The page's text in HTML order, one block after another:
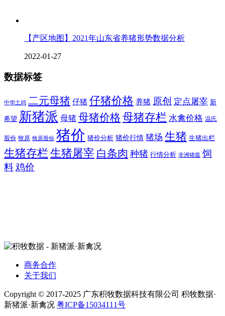
【产区地图】2021年山东省养猪形势数据分析
2022-01-27
数据标签
中华土鸡 二元母猪 仔猪 仔猪价格 养猪 原创 定点屠宰 新
希望 新猪派 母猪 母猪价格 母猪存栏 水禽价格 温氏
股份 牧原 牧原股份 猪价 猪价分析 猪价行情 猪场 生猪 生猪出栏
生猪存栏 生猪屠宰 白条肉 种猪 行情分析 非洲猪瘟 饲
料 鸡价
商务合作
关于我们
Copyright © 2017-2025 广东积牧数据科技有限公司 积牧数据·
新猪派·新禽况 粤ICP备15034111号